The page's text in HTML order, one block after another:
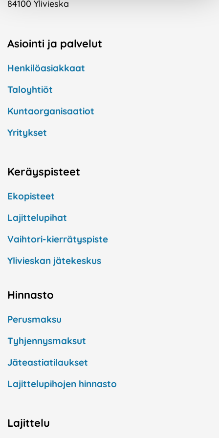
84100 Ylivieska
Asiointi ja palvelut
Henkilöasiakkaat
Taloyhtiöt
Kuntaorganisaatiot
Yritykset
Keräyspisteet
Ekopisteet
Lajittelupihat
Vaihtori-kierrätyspiste
Ylivieskan jätekeskus
Hinnasto
Perusmaksu
Tyhjennysmaksut
Jäteastiatilaukset
Lajittelupihojen hinnasto
Lajittelu